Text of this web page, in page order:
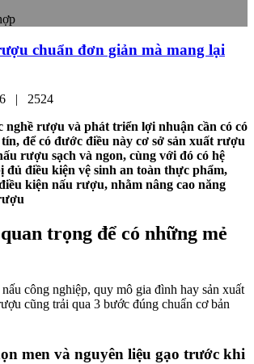
chuẩn đơn giản mà mang lại
| 2524
rượu và phát triển lợi nhuận cần có có
để có đước điều này cơ sở sản xuất rượu
rượu sạch và ngon, cùng với đó có hệ
đủ điều kiện vệ sinh an toàn thực phẩm,
kiện nấu rượu, nhằm nâng cao năng
trọng để có những mẻ
công nghiệp, quy mô gia đình hay sản xuất
cũng trải qua 3 bước đúng chuẩn cơ bản
men và nguyên liệu gạo trước khi